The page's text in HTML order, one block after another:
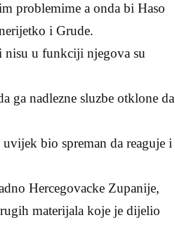
problemime a onda bi Haso
i Grude.
nisu u funkciji njegova su
ga nadlezne sluzbe otklone da
bio spreman da reaguje i
Hercegovacke Zupanije,
materijala koje je dijelio